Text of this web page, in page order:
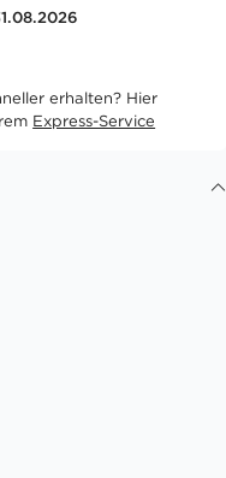
erhalten? Hier
Express-Service